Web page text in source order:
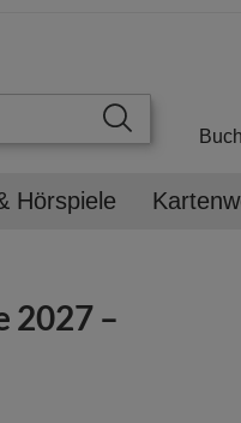
Hörspiele
2027 –